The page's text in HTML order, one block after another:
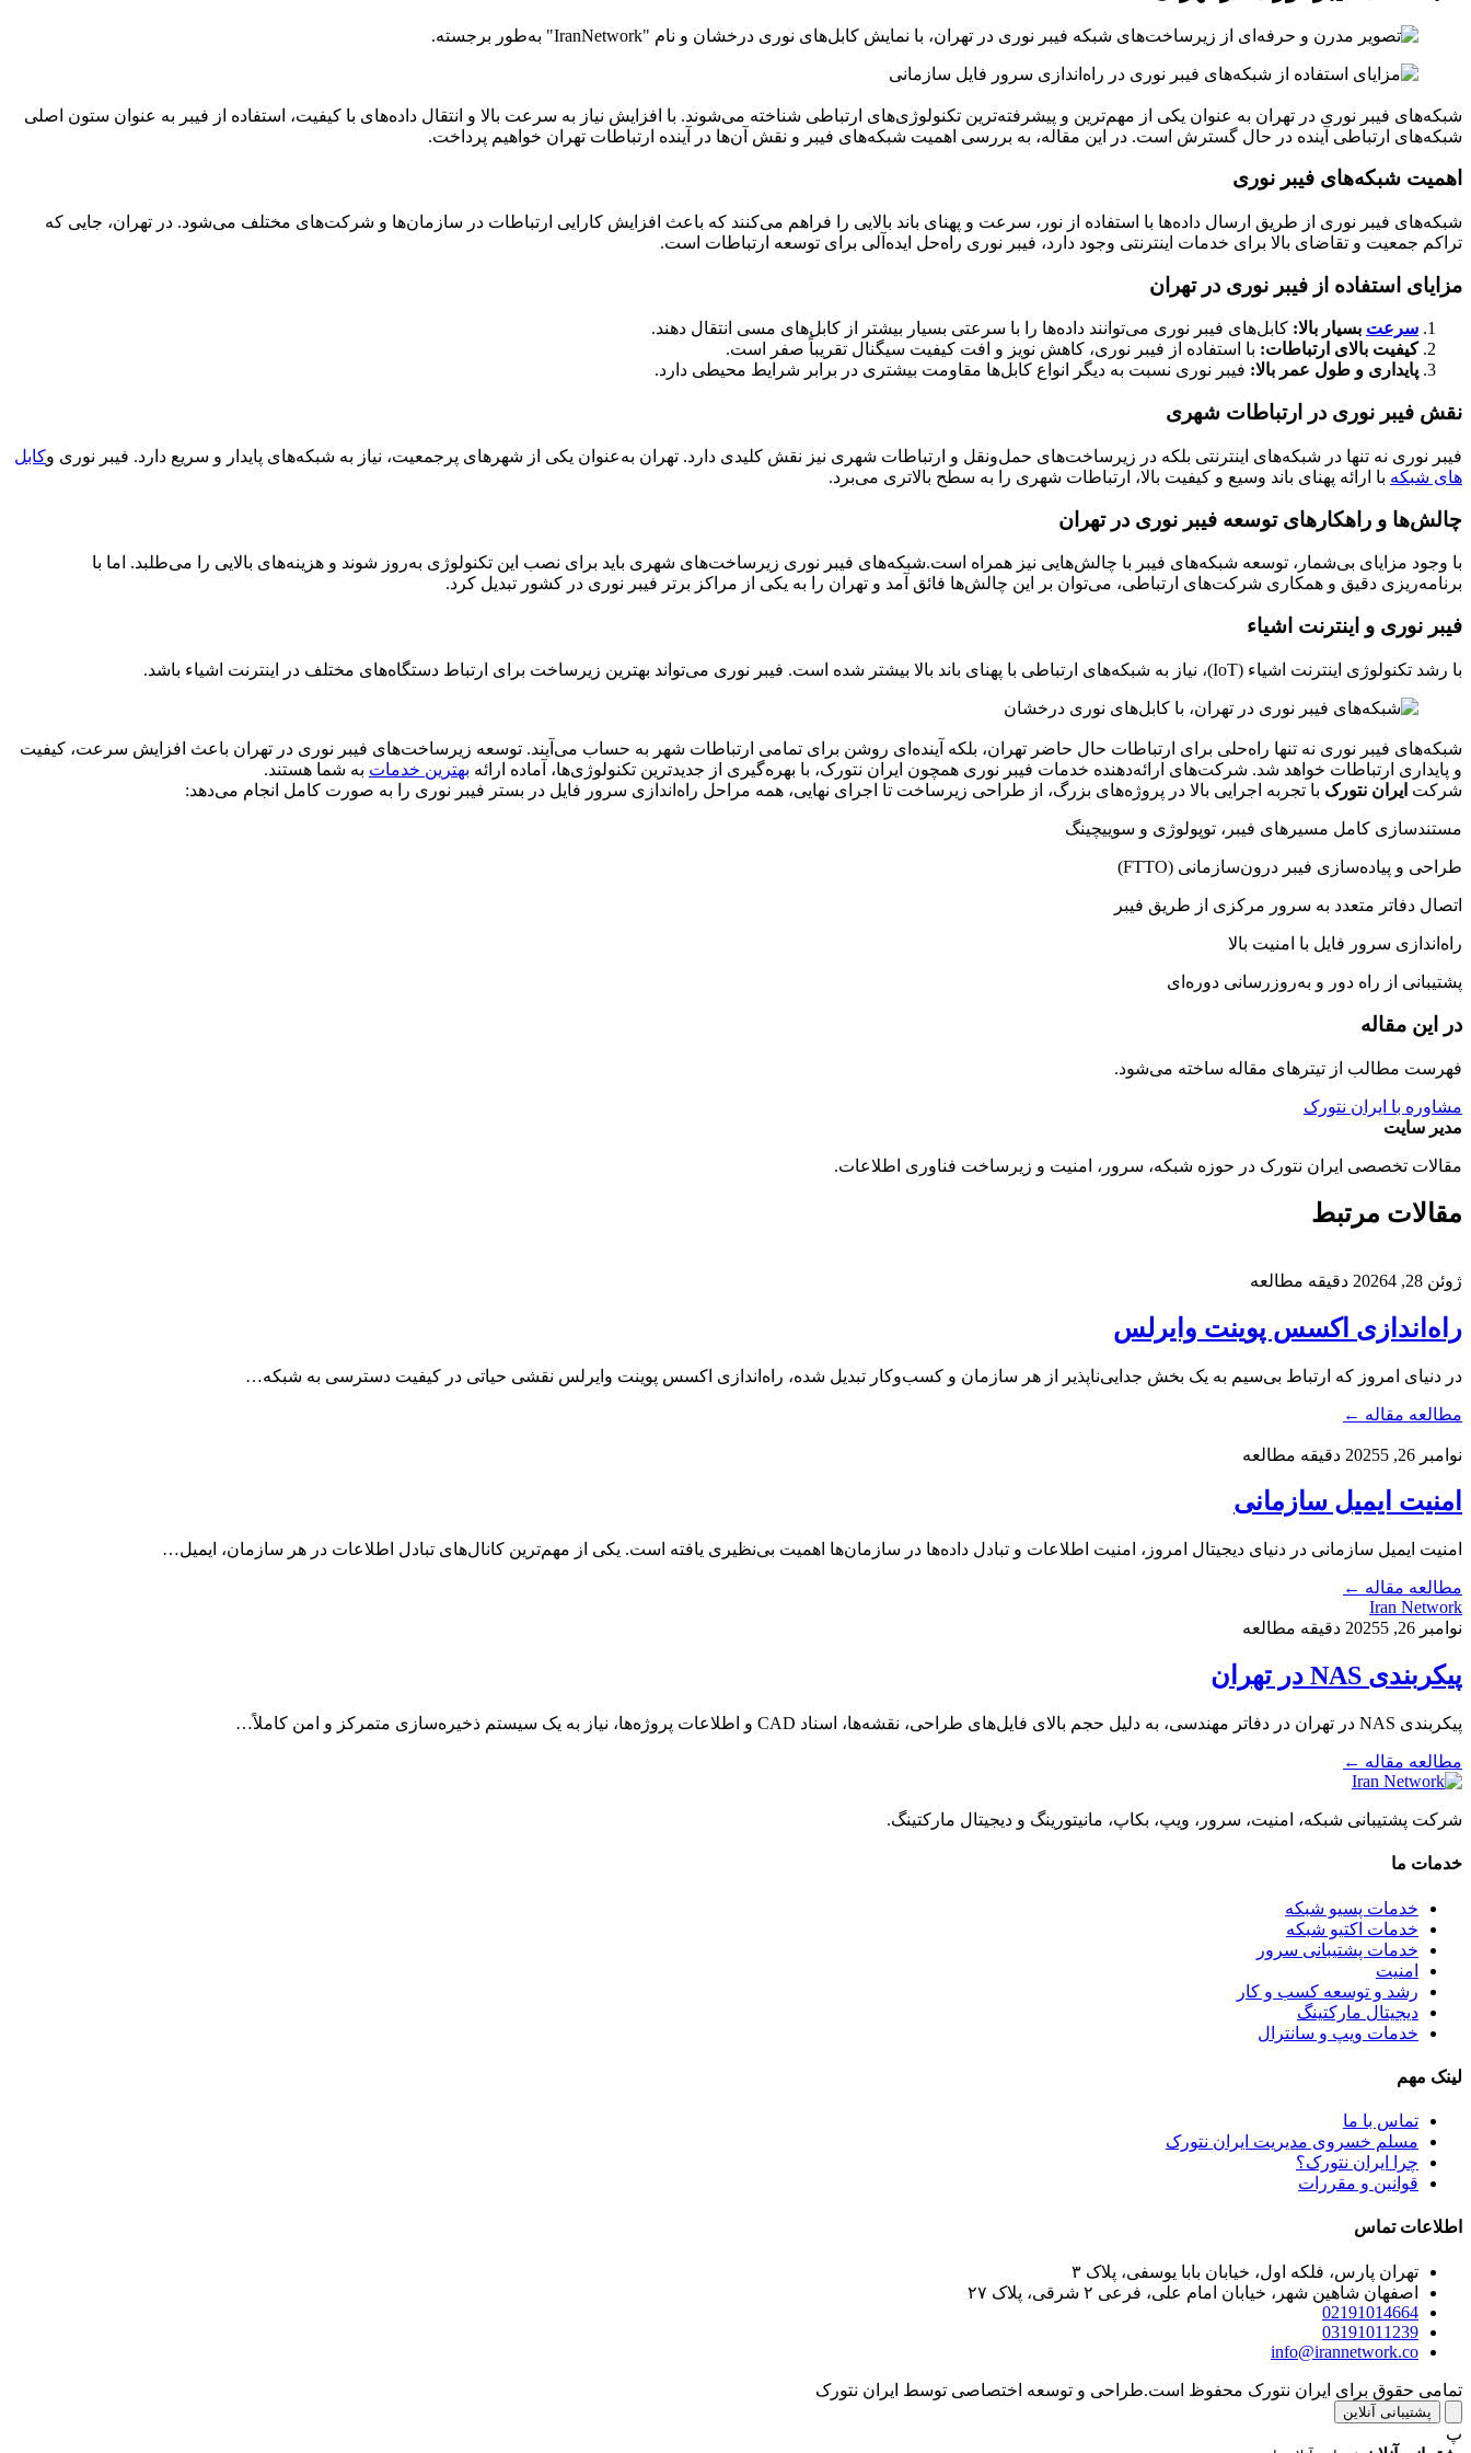
شبکه‌های فیبر نوری در تهران به عنوان یکی از مهم‌ترین و پیشرفته‌ترین تکنولوژی‌های ارتباطی شناخته می‌شوند. با افزایش نیاز به سرعت بالا و انتقال داده‌های با کیفیت، استفاده از فیبر به عنوان ستون اصلی
شبکه‌های ارتباطی آینده در حال گسترش است. در این مقاله، به بررسی اهمیت شبکه‌های فیبر و نقش آن‌ها در آینده ارتباطات تهران خواهیم پرداخت.
اهمیت شبکه‌های فیبر نوری
شبکه‌های فیبر نوری از طریق ارسال داده‌ها با استفاده از نور، سرعت و پهنای باند بالایی را فراهم می‌کنند که باعث افزایش کارایی ارتباطات در سازمان‌ها و شرکت‌های مختلف می‌شود. در تهران، جایی که
تراکم جمعیت و تقاضای بالا برای خدمات اینترنتی وجود دارد، فیبر نوری راه‌حل ایده‌آلی برای توسعه ارتباطات است.
مزایای استفاده از فیبر نوری در تهران
سرعت بسیار بالا: کابل‌های فیبر نوری می‌توانند داده‌ها را با سرعتی بسیار بیشتر از کابل‌های مسی انتقال دهند.
کیفیت بالای ارتباطات: با استفاده از فیبر نوری، کاهش نویز و افت کیفیت سیگنال تقریباً صفر است.
پایداری و طول عمر بالا: فیبر نوری نسبت به دیگر انواع کابل‌ها مقاومت بیشتری در برابر شرایط محیطی دارد.
نقش فیبر نوری در ارتباطات شهری
فیبر نوری نه تنها در شبکه‌های اینترنتی بلکه در زیرساخت‌های حمل‌ونقل و ارتباطات شهری نیز نقش کلیدی دارد. تهران به‌عنوان یکی از شهرهای پرجمعیت، نیاز به شبکه‌های پایدار و سریع دارد. فیبر نوری وکابل
های شبکه با ارائه پهنای باند وسیع و کیفیت بالا، ارتباطات شهری را به سطح بالاتری می‌برد.
چالش‌ها و راهکارهای توسعه فیبر نوری در تهران
با وجود مزایای بی‌شمار، توسعه شبکه‌های فیبر با چالش‌هایی نیز همراه است.شبکه‌های فیبر نوری زیرساخت‌های شهری باید برای نصب این تکنولوژی به‌روز شوند و هزینه‌های بالایی را می‌طلبد. اما با
برنامه‌ریزی دقیق و همکاری شرکت‌های ارتباطی، می‌توان بر این چالش‌ها فائق آمد و تهران را به یکی از مراکز برتر فیبر نوری در کشور تبدیل کرد.
فیبر نوری و اینترنت اشیاء
با رشد تکنولوژی اینترنت اشیاء (IoT)، نیاز به شبکه‌های ارتباطی با پهنای باند بالا بیشتر شده است. فیبر نوری می‌تواند بهترین زیرساخت برای ارتباط دستگاه‌های مختلف در اینترنت اشیاء باشد.
شبکه‌های فیبر نوری نه تنها راه‌حلی برای ارتباطات حال حاضر تهران، بلکه آینده‌ای روشن برای تمامی ارتباطات شهر به حساب می‌آیند. توسعه زیرساخت‌های فیبر نوری در تهران باعث افزایش سرعت، کیفیت
و پایداری ارتباطات خواهد شد. شرکت‌های ارائه‌دهنده خدمات فیبر نوری همچون ایران نتورک، با بهره‌گیری از جدیدترین تکنولوژی‌ها، آماده ارائه بهترین خدمات به شما هستند.
شرکت ایران نتورک با تجربه اجرایی بالا در پروژه‌های بزرگ، از طراحی زیرساخت تا اجرای نهایی، همه مراحل راه‌اندازی سرور فایل در بستر فیبر نوری را به صورت کامل انجام می‌دهد:
مستندسازی کامل مسیرهای فیبر، توپولوژی و سوییچینگ
طراحی و پیاده‌سازی فیبر درون‌سازمانی (FTTO)
اتصال دفاتر متعدد به سرور مرکزی از طریق فیبر
راه‌اندازی سرور فایل با امنیت بالا
پشتیبانی از راه دور و به‌روزرسانی دوره‌ای
در این مقاله
فهرست مطالب از تیترهای مقاله ساخته می‌شود.
مشاوره با ایران نتورک
مدیر سایت
مقالات تخصصی ایران نتورک در حوزه شبکه، سرور، امنیت و زیرساخت فناوری اطلاعات.
مقالات مرتبط
ژوئن 28, 2026 4 دقیقه مطالعه
راه‌اندازی اکسس پوینت وایرلس
در دنیای امروز که ارتباط بی‌سیم به یک بخش جدایی‌ناپذیر از هر سازمان و کسب‌وکار تبدیل شده، راه‌اندازی اکسس پوینت وایرلس نقشی حیاتی در کیفیت دسترسی به شبکه…
مطالعه مقاله ←
نوامبر 26, 2025 5 دقیقه مطالعه
امنیت ایمیل سازمانی
امنیت ایمیل سازمانی در دنیای دیجیتال امروز، امنیت اطلاعات و تبادل داده‌ها در سازمان‌ها اهمیت بی‌نظیری یافته است. یکی از مهم‌ترین کانال‌های تبادل اطلاعات در هر سازمان، ایمیل…
مطالعه مقاله ←
Iran Network
نوامبر 26, 2025
5 دقیقه مطالعه
پیکربندی NAS در تهران
پیکربندی NAS در تهران در دفاتر مهندسی، به دلیل حجم بالای فایل‌های طراحی، نقشه‌ها، اسناد CAD و اطلاعات پروژه‌ها، نیاز به یک سیستم ذخیره‌سازی متمرکز و امن کاملاً…
مطالعه مقاله ←
شرکت پشتیبانی شبکه، امنیت، سرور، ویپ، بکاپ، مانیتورینگ و دیجیتال مارکتینگ.
خدمات ما
خدمات پسیو شبکه
خدمات اکتیو شبکه
خدمات پشتیبانی سرور
امنیت
رشد و توسعه کسب و کار
دیجیتال مارکتینگ
خدمات ویپ و سانترال
لینک مهم
تماس با ما
مسلم خسروی مدیریت ایران نتورک
چرا ایران نتورک؟
قوانین و مقررات
اطلاعات تماس
تهران پارس، فلکه اول، خیابان بابا یوسفی، پلاک ۳
اصفهان شاهین شهر، خیابان امام علی، فرعی ۲ شرقی، پلاک ۲۷
02191014664
03191011239
info@irannetwork.co
تمامی حقوق برای ایران نتورک محفوظ است.طراحی و توسعه اختصاصی توسط ایران نتورک
پشتیبانی آنلاین
پ